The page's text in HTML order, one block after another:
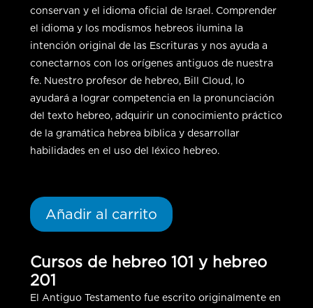
conservan y el idioma oficial de Israel. Comprender
el idioma y los modismos hebreos ilumina la
intención original de las Escrituras y nos ayuda a
conectarnos con los orígenes antiguos de nuestra
fe. Nuestro profesor de hebreo, Bill Cloud, lo
ayudará a lograr competencia en la pronunciación
del texto hebreo, adquirir un conocimiento práctico
de la gramática hebrea bíblica y desarrollar
habilidades en el uso del léxico hebreo.
Añadir al carrito
Cursos de hebreo 101 y hebreo
201
El Antiguo Testamento fue escrito originalmente en